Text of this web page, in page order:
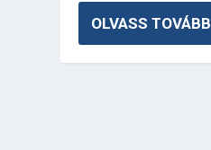
OLVASS TOVÁBB